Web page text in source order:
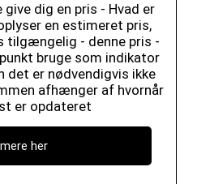
give dig en pris - Hvad er
en estimeret pris,
tilgængelig - denne pris -
bruge som indikator
det er nødvendigvis ikke
afhænger af hvornår
er opdateret
her